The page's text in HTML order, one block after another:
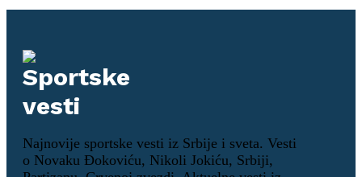
Najnovije sportske vesti iz Srbije i sveta. Vesti
o Novaku Đokoviću, Nikoli Jokiću, Srbiji,